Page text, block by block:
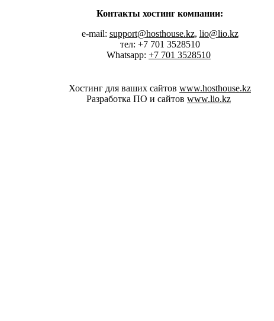
Контакты хостинг компании:
e-mail: support@hosthouse.kz, lio@lio.kz
тел: +7 701 3528510
Whatsapp: +7 701 3528510
Хостинг для ваших сайтов www.hosthouse.kz
Разработка ПО и сайтов www.lio.kz